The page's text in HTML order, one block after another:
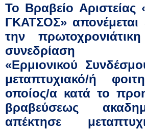
Το Βραβείο
ΓΚΑΤΣΟΣ» απονέμεται
την
«Ερμιονικού
μεταπτυχιακό/ή
οποίος/α κατά το
βραβεύσεως
απέκτησε